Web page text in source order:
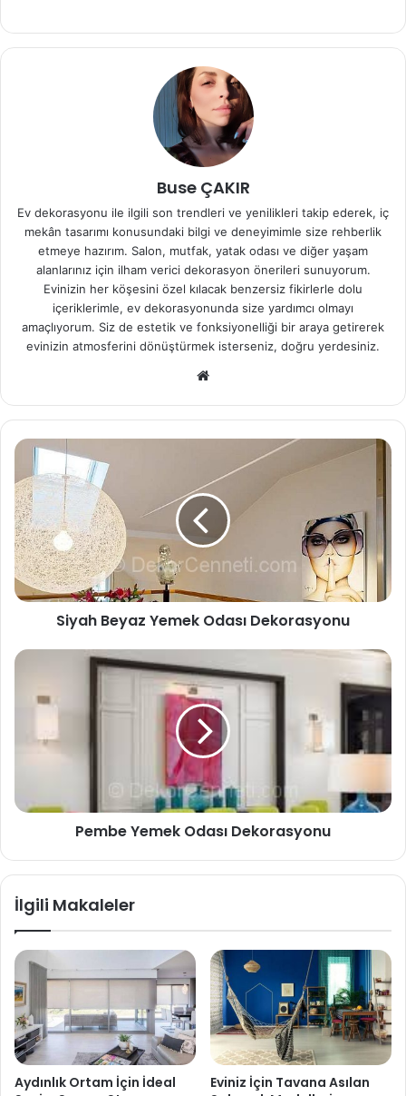
Buse ÇAKIR
Ev dekorasyonu ile ilgili son trendleri ve yenilikleri takip ederek, iç
mekân tasarımı konusundaki bilgi ve deneyimimle size rehberlik
etmeye hazırım. Salon, mutfak, yatak odası ve diğer yaşam
alanlarınız için ilham verici dekorasyon önerileri sunuyorum.
Evinizin her köşesini özel kılacak benzersiz fikirlerle dolu
içeriklerimle, ev dekorasyonunda size yardımcı olmayı
amaçlıyorum. Siz de estetik ve fonksiyonelliği bir araya getirerek
evinizin atmosferini dönüştürmek isterseniz, doğru yerdesiniz.
sit
esi
Siyah Beyaz Yemek Odası Dekorasyonu
Pembe Yemek Odası Dekorasyonu
İlgili Makaleler
Aydınlık Ortam İçin İdeal
Eviniz İçin Tavana Asılan